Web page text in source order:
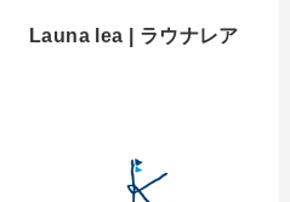
Launa lea | ラウナレア